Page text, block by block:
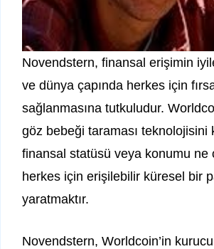
Novendstern, finansal erişimin
ve dünya çapında herkes için
sağlanmasına tutkuludur.
göz bebeği taraması teknolojisini
finansal statüsü veya konumu ne
herkes için erişilebilir küresel bir
yaratmaktır.
Novendstern, Worldcoin’in